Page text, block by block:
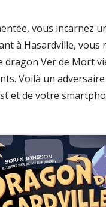
vous incarnez
à Hasardville, vous
Ver de Mort
Voilà un
et de votre